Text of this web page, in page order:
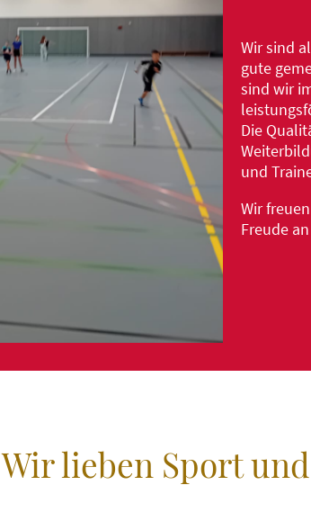
Wir sind
gute
sind wir
Die
und
Wir
Freude
Wir lieben Sport